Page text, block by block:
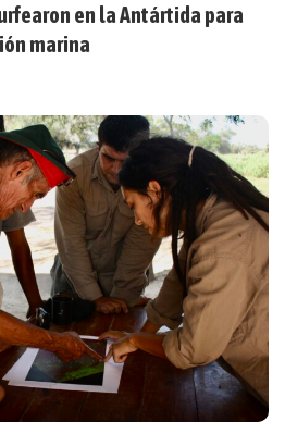
en la Antártida para
marina